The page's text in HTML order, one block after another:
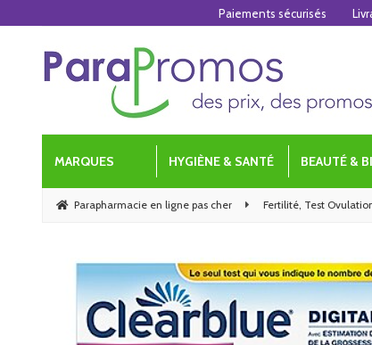
MARQUES HYGIÈNE & SANTÉ BEAUTÉ &
Parapharmacie en ligne pas cher Fertilité, Test
Paiements sécurisés